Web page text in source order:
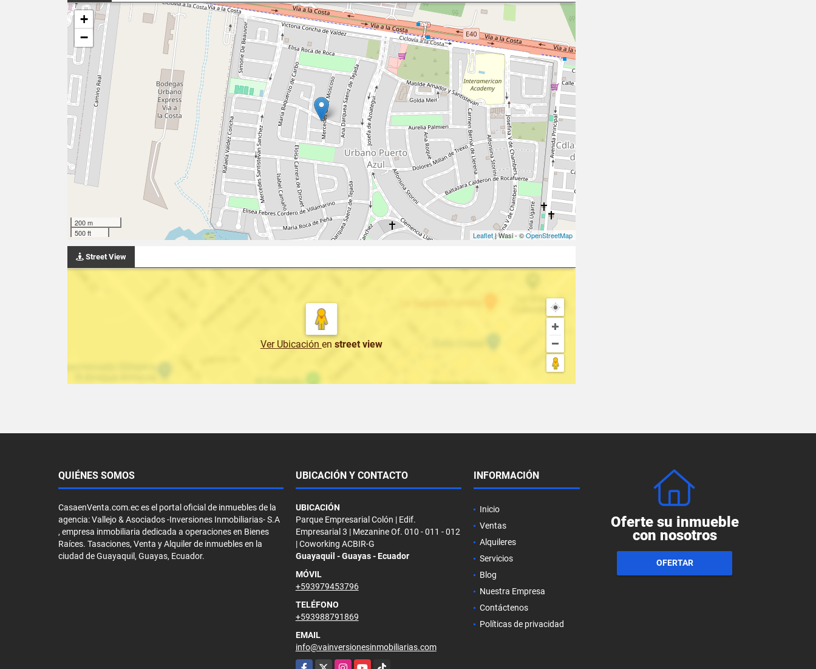
+
−
200 m
500 ft
Leaflet| Wasi - ©OpenStreetMap
Street View
Ver Ubicación en street view
QUIÉNES SOMOS
CasaenVenta.com.ec es el portal oficial de inmuebles de la
agencia: Vallejo & Asociados -Inversiones Inmobiliarias- S.A
, empresa inmobiliaria dedicada a operaciones en Bienes
Raíces. Tasaciones, Venta y Alquiler de inmuebles en la
ciudad de Guayaquil, Guayas, Ecuador.
UBICACIÓN Y CONTACTO
UBICACIÓN
Parque Empresarial Colón | Edif.
Empresarial 3 | Mezanine Of. 010 - 011 - 012
| Coworking ACBIR-G
Guayaquil - Guayas - Ecuador
MÓVIL
+593979453796
TELÉFONO
+593988791869
EMAIL
info@vainversionesinmobiliarias.com
Facebook
X InstagramYouTubeTikTok
INFORMACIÓN
Inicio
Ventas
Alquileres
Servicios
Blog
Nuestra Empresa
Contáctenos
Políticas de privacidad
Oferte su inmueble
con nosotros
OFERTAR